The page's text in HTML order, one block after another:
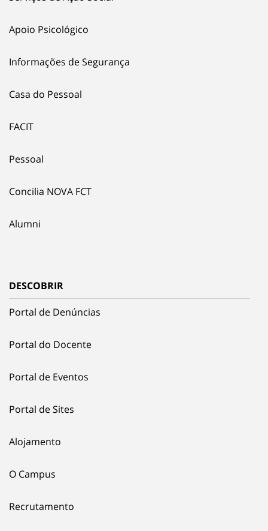
Apoio Psicológico
Informações de Segurança
Casa do Pessoal
FACIT
Pessoal
Concilia NOVA FCT
Alumni
DESCOBRIR
Portal de Denúncias
Portal do Docente
Portal de Eventos
Portal de Sites
Alojamento
O Campus
Recrutamento